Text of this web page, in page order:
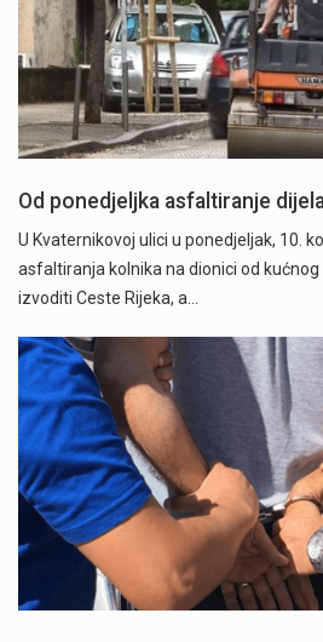
Od ponedjeljka asfaltiranje
U Kvaternikovoj ulici u ponedjeljak, 10.
asfaltiranja kolnika na dionici od kućnog
izvoditi Ceste Rijeka, a…